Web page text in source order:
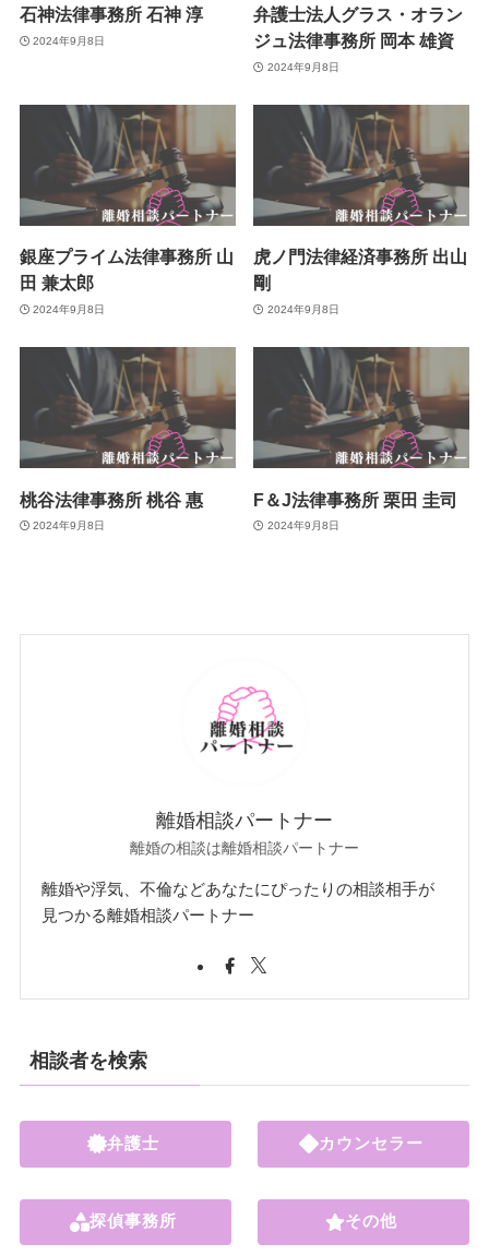
石神法律事務所 石神 淳
2024年9月8日
弁護士法人グラス・オラン
ジュ法律事務所 岡本 雄資
2024年9月8日
銀座プライム法律事務所 山
田 兼太郎
2024年9月8日
虎ノ門法律経済事務所 出山
剛
2024年9月8日
桃谷法律事務所 桃谷 惠
2024年9月8日
F＆J法律事務所 栗田 圭司
2024年9月8日
離婚相談パートナー
離婚の相談は離婚相談パートナー
離婚や浮気、不倫などあなたにぴったりの相談相手が
見つかる離婚相談パートナー
相談者を検索
弁護士
探偵事務所
カウンセラー
その他